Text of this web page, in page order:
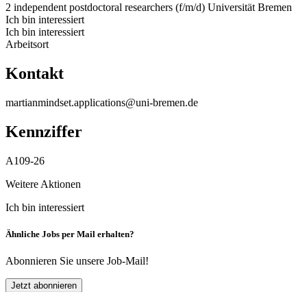
2 independent postdoctoral researchers (f/m/d) Universität Bremen
Ich bin interessiert
Ich bin interessiert
Arbeitsort
Kontakt
martianmindset.applications@uni-bremen.de
Kennziffer
A109-26
Weitere Aktionen
Ich bin interessiert
Ähnliche Jobs per Mail erhalten?
Abonnieren Sie unsere Job-Mail!
Jetzt abonnieren